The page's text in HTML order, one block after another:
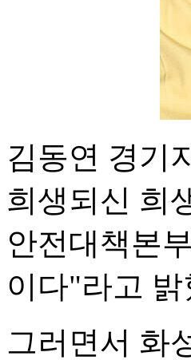
김동연 경기
희생되신 희
안전대책본
이다"라고 밝
그러면서 화